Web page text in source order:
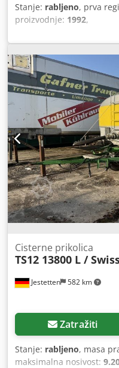
Stanje: rabljeno, prva
proizvodnje: 1992,
Jestetten 582 km
Cisterne prikolica
TS12 13800 L /
Zatražiti
Stanje: rabljeno, masa
maksimalna nosivost: